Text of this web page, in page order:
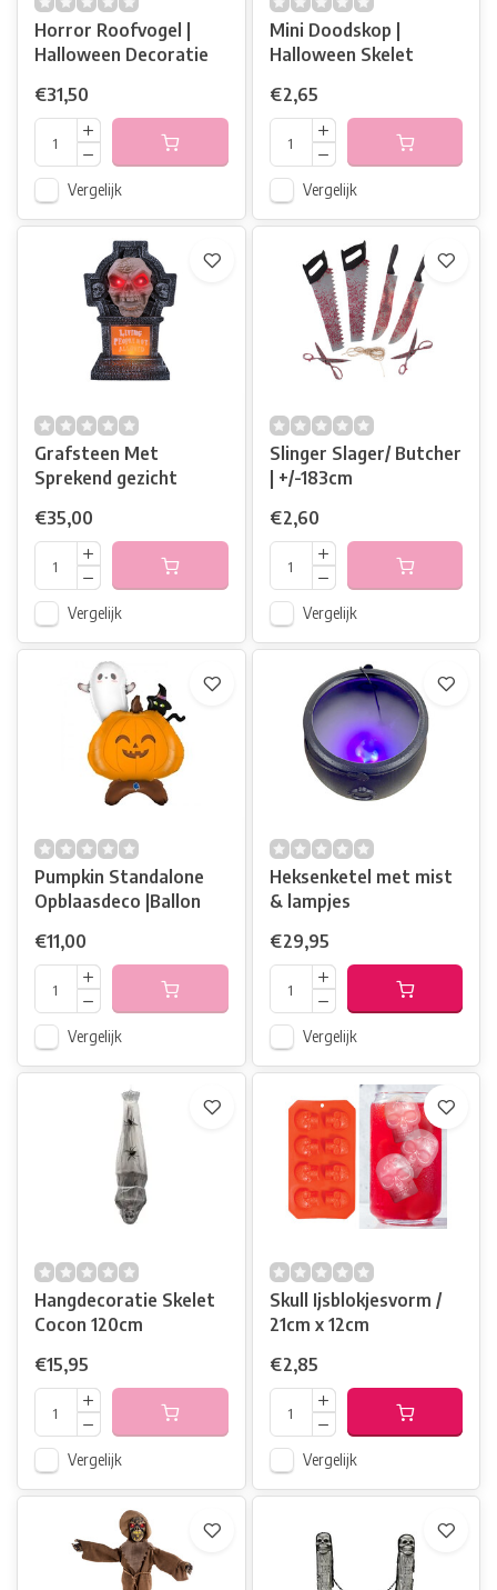
Horror Roofvogel |
Halloween Decoratie
€31,50
Vergelijk
Mini Doodskop |
Halloween Skelet
€2,65
Vergelijk
Grafsteen Met
Sprekend gezicht
€35,00
Vergelijk
Slinger Slager/ Butcher
| +/-183cm
€2,60
Vergelijk
Pumpkin Standalone
Opblaasdeco |Ballon
€11,00
Vergelijk
Heksenketel met mist
& lampjes
€29,95
Vergelijk
Hangdecoratie Skelet
Cocon 120cm
€15,95
Vergelijk
Skull Ijsblokjesvorm /
21cm x 12cm
€2,85
Vergelijk